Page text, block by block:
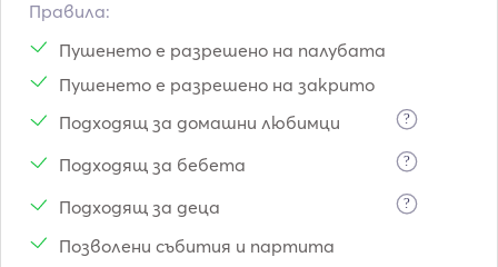
Правила:
Пушенето е разрешено на палубата
Пушенето е разрешено на закрито
Подходящ за домашни любимци
?
Подходящ за бебета ?
Подходящ за деца ?
Позволени събития и партита